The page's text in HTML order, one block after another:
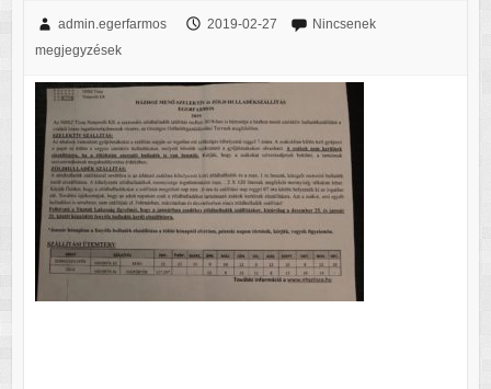
admin.egerfarmos 2019-02-27
Nincsenek
megjegyzések